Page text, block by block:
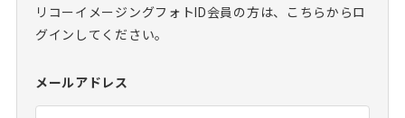
開リコーイメージングフォトID会員の方は、こちらからロ
グインしてください。
メールアドレス